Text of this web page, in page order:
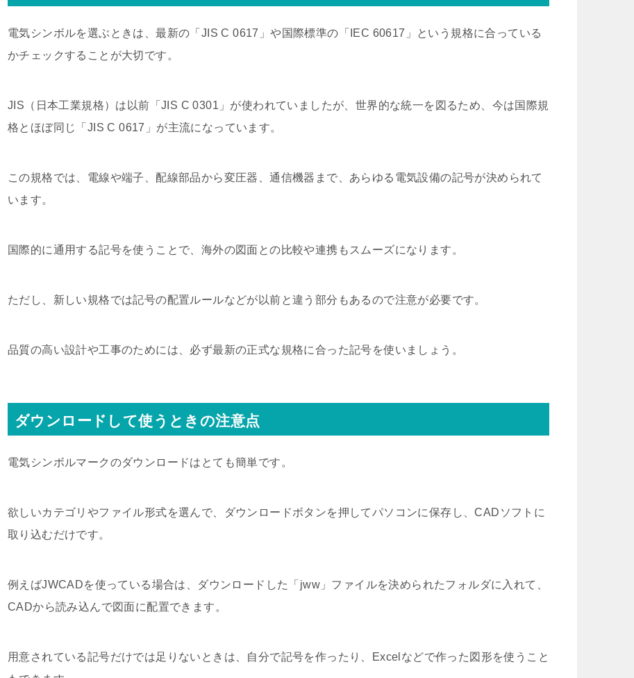
電気シンボルを選ぶときは、最新の「JIS C 0617」や国際標準の「IEC 60617」という規格に合っている
かチェックすることが大切です。
JIS（日本工業規格）は以前「JIS C 0301」が使われていましたが、世界的な統一を図るため、今は国際規
格とほぼ同じ「JIS C 0617」が主流になっています。
この規格では、電線や端子、配線部品から変圧器、通信機器まで、あらゆる電気設備の記号が決められて
います。
国際的に通用する記号を使うことで、海外の図面との比較や連携もスムーズになります。
ただし、新しい規格では記号の配置ルールなどが以前と違う部分もあるので注意が必要です。
品質の高い設計や工事のためには、必ず最新の正式な規格に合った記号を使いましょう。
ダウンロードして使うときの注意点
電気シンボルマークのダウンロードはとても簡単です。
欲しいカテゴリやファイル形式を選んで、ダウンロードボタンを押してパソコンに保存し、CADソフトに
取り込むだけです。
例えばJWCADを使っている場合は、ダウンロードした「jww」ファイルを決められたフォルダに入れて、
CADから読み込んで図面に配置できます。
用意されている記号だけでは足りないときは、自分で記号を作ったり、Excelなどで作った図形を使うこと